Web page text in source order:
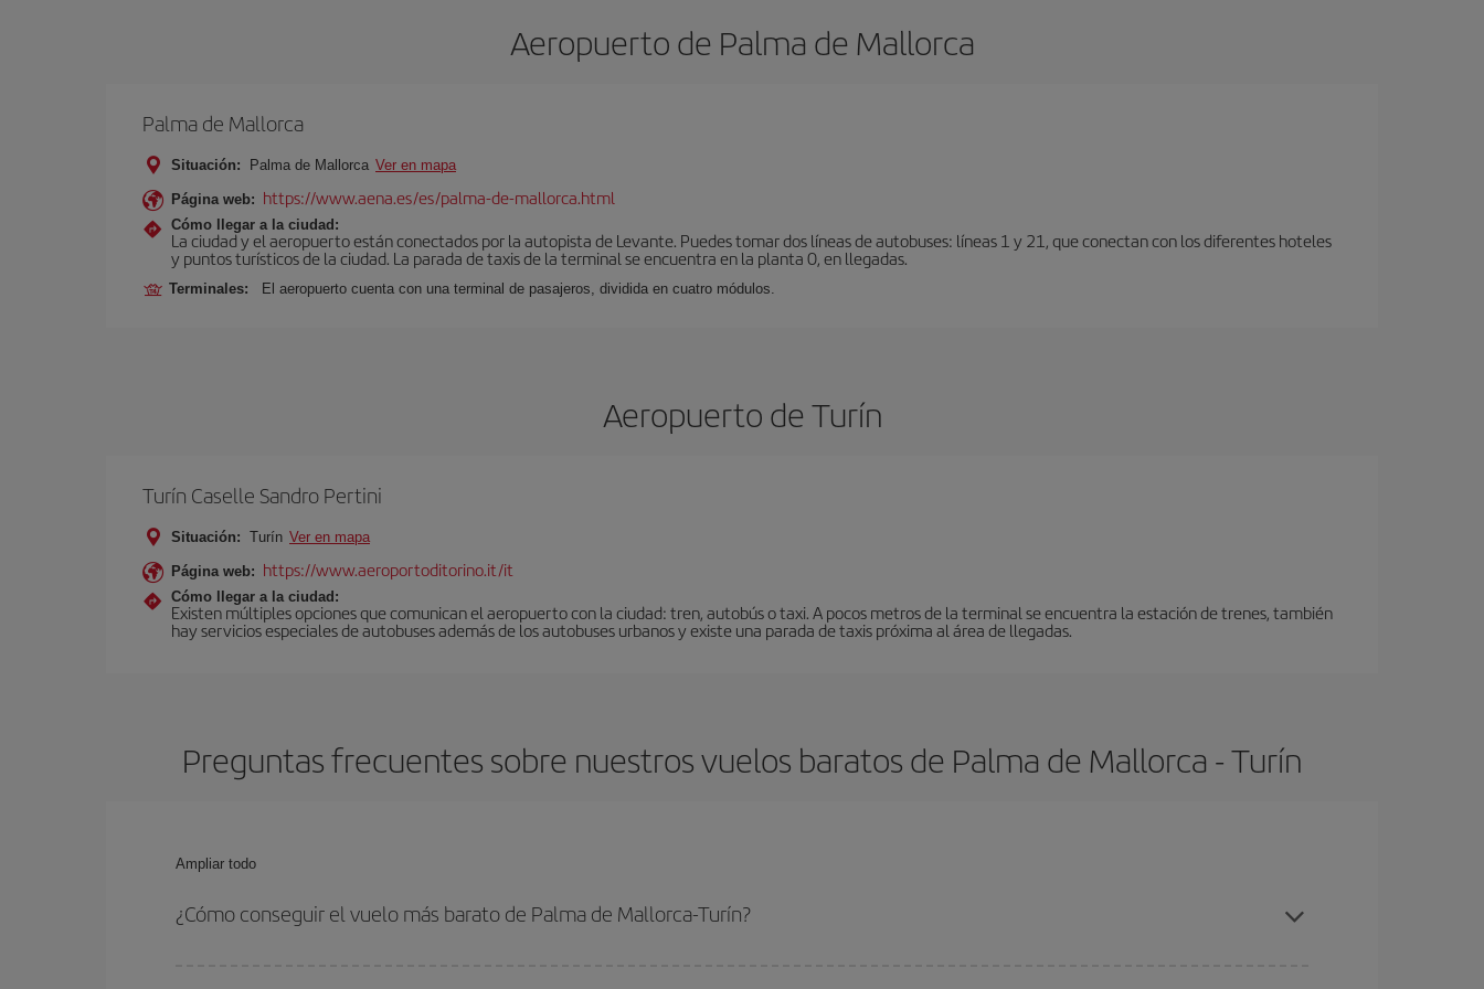
Aeropuerto de Palma de Mallorca
Palma de Mallorca
Situación: Palma de Mallorca Ver en mapa
Página web: https://www.aena.es/es/palma-de-mallorca.html
Cómo llegar a la ciudad:
La ciudad y el aeropuerto están conectados por la autopista de Levante. Puedes tomar dos líneas de autobuses: líneas 1 y 21, que conectan con los diferentes hoteles
y puntos turísticos de la ciudad. La parada de taxis de la terminal se encuentra en la planta 0, en llegadas.
Terminales: El aeropuerto cuenta con una terminal de pasajeros, dividida en cuatro módulos.
Aeropuerto de Turín
Turín Caselle Sandro Pertini
Situación: Turín Ver en mapa
Página web: https://www.aeroportoditorino.it/it
Cómo llegar a la ciudad:
Existen múltiples opciones que comunican el aeropuerto con la ciudad: tren, autobús o taxi. A pocos metros de la terminal se encuentra la estación de trenes, también
hay servicios especiales de autobuses además de los autobuses urbanos y existe una parada de taxis próxima al área de llegadas.
Preguntas frecuentes sobre nuestros vuelos baratos de Palma de Mallorca - Turín
Ampliar todo
¿Cómo conseguir el vuelo más barato de Palma de Mallorca-Turín?